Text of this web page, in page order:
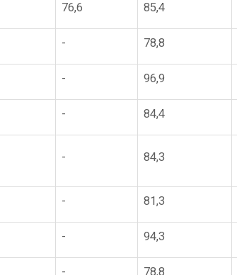
76,6 85,4
- 78,8
- 96,9
- 84,4
- 84,3
- 81,3
- 94,3
- 78,8